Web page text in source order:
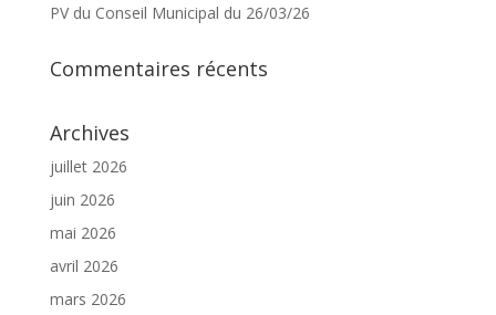
PV du Conseil Municipal du 26/03/26
Commentaires récents
Archives
juillet 2026
juin 2026
mai 2026
avril 2026
mars 2026